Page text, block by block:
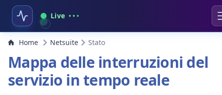
Live
Home Netsuite Stato
Mappa delle interruzioni del
servizio in tempo reale